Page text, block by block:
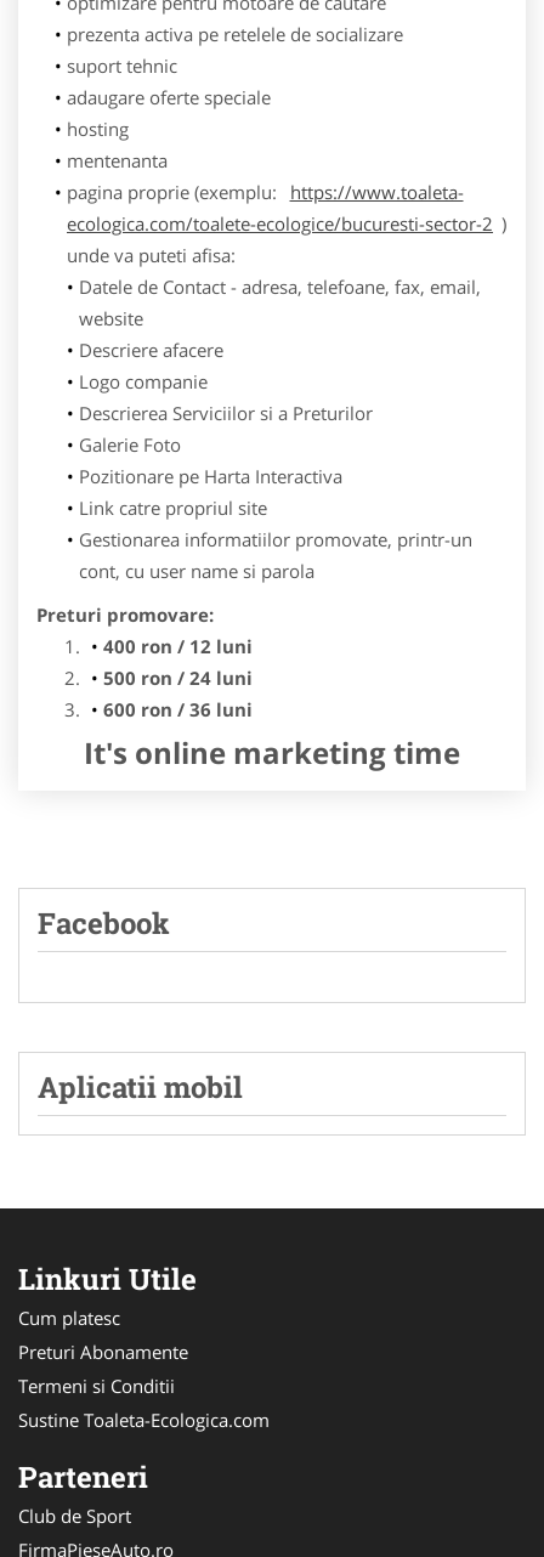
prezenta activa pe retelele de socializare
suport tehnic
adaugare oferte speciale
hosting
mentenanta
pagina proprie (exemplu:
https://www.toaleta-
ecologica.com/toalete-ecologice/bucuresti-sector-2 )
unde va puteti afisa:
Datele de Contact - adresa, telefoane, fax, email,
website
Descriere afacere
Logo companie
Descrierea Serviciilor si a Preturilor
Galerie Foto
Pozitionare pe Harta Interactiva
Link catre propriul site
Gestionarea informatiilor promovate, printr-un
cont, cu user name si parola
Preturi promovare:
400 ron / 12 luni
500 ron / 24 luni
600 ron / 36 luni
It's online marketing time
Facebook
Aplicatii mobil
Linkuri Utile
Cum platesc
Preturi Abonamente
Termeni si Conditii
Sustine Toaleta-Ecologica.com
Parteneri
Club de Sport
FirmaPieseAuto.ro